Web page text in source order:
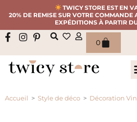
TWICY STORE EST EN
20% DE REMISE SUR VOTRE COMMANDE
EXPÉDITIONS À PARTIR
0
Accueil > Style de déco > Décoration